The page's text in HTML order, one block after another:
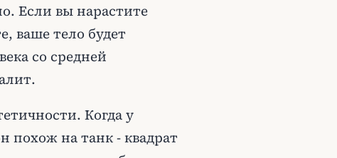
Если вы нарастите
ваше тело будет
со средней
Когда у
похож на танк - квадрат